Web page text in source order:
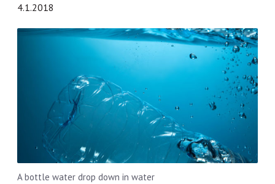
4.1.2018
A bottle water drop down in water